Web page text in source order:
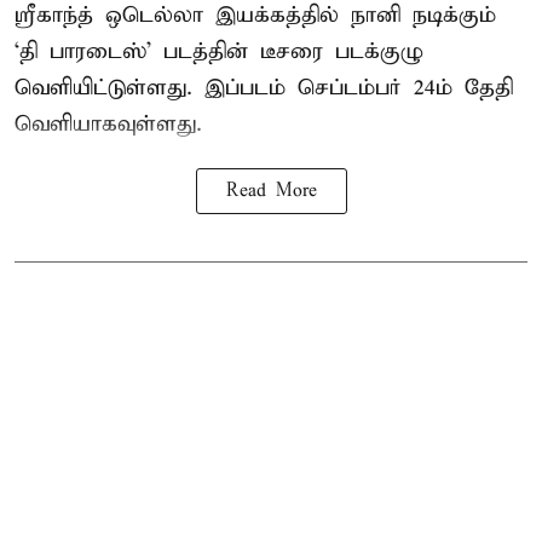
ஸ்ரீகாந்த் ஒடெல்லா இயக்கத்தில் நானி நடிக்கும்
‘தி பாரடைஸ்’ படத்தின் டீசரை படக்குழு
வெளியிட்டுள்ளது. இப்படம் செப்டம்பர் 24ம் தேதி
வெளியாகவுள்ளது.
Read More